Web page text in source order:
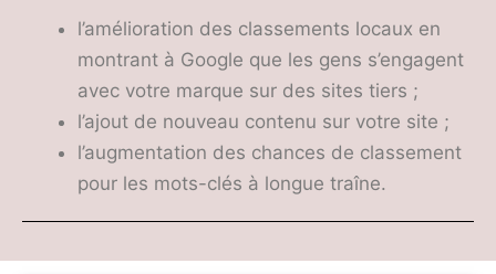
l’amélioration des classements locaux en
montrant à Google que les gens s’engagent
avec votre marque sur des sites tiers ;
l’ajout de nouveau contenu sur votre site ;
l’augmentation des chances de classement
pour les mots-clés à longue traîne.